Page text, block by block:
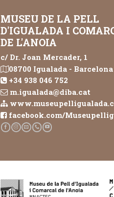
MUSEU DE LA PELL
D'IGUALADA I
DE L'ANOIA
c/ Dr. Joan Mercader, 1
08700 Igualada - Barcelona
+34 938 046 752
m.igualada@diba.cat
facebook.com/